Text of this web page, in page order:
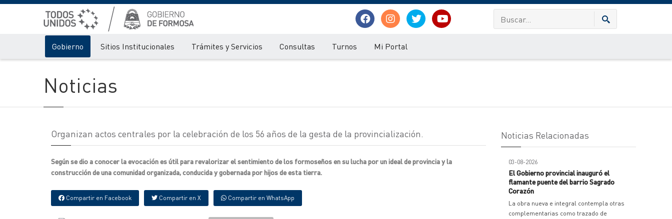
Gobierno Sitios Institucionales Trámites y Servicios Consultas Turnos Mi Portal
Noticias
Organizan actos centrales por la celebración de los 56 años de la gesta de la provincialización.
Según se dio a conocer la evocación es útil para revalorizar el sentimiento de los formoseños en su lucha por un ideal de provincia y la
construcción de una comunidad organizada, conducida y gobernada por hijos de esta tierra.
Compartir en Facebook Compartir en X Compartir en WhatsApp
Noticias Relacionadas
03-08-2026
El Gobierno provincial inauguró el
flamante puente del barrio Sagrado
Corazón
La obra nueva e integral contempla otras
complementarias como trazado de